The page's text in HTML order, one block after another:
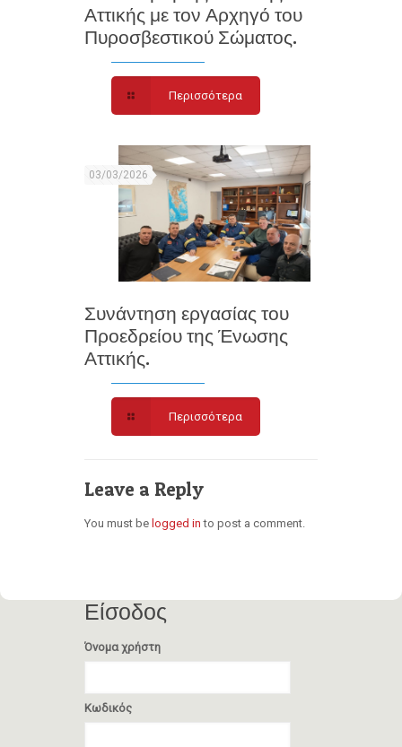
Αττικής με τον Αρχηγό του
Πυροσβεστικού Σώματος.
Περισσότερα
03/03/2026
Συνάντηση εργασίας του
Προεδρείου της Ένωσης
Αττικής.
Περισσότερα
Leave a Reply
You must be logged in to post a comment.
Είσοδος
Όνομα χρήστη
Κωδικός